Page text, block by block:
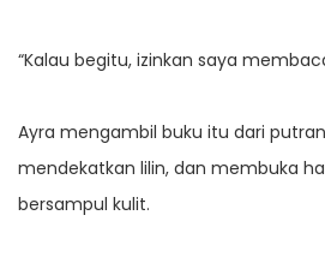
“Kalau begitu, izinkan saya
Ayra mengambil buku itu dari
mendekatkan lilin, dan membuka
bersampul kulit.